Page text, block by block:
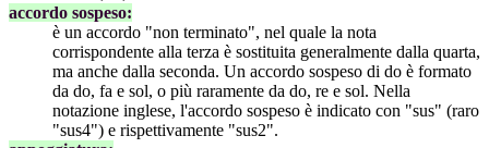
accordo sospeso:
è un accordo "non terminato", nel quale la nota
corrispondente alla terza è sostituita generalmente dalla quarta,
ma anche dalla seconda. Un accordo sospeso di do è formato
da do, fa e sol, o più raramente da do, re e sol. Nella
notazione inglese, l'accordo sospeso è indicato con "sus" (raro
"sus4") e rispettivamente "sus2".